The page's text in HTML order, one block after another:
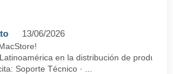
13/06/2026
en la distribución de
Soporte Técnico · ...